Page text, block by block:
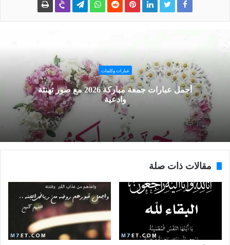
عبارات وكلمات
أجمل عبارات جمعة مباركة 2026 مع صور تهنئة
وادعية
مقالات ذات صلة